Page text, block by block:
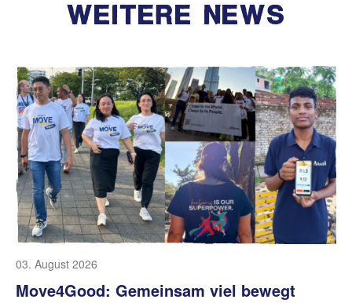
WEITERE NEWS
03. August 2026
Move4Good: Gemeinsam viel bewegt